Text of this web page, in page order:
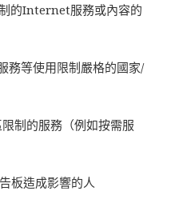
的Internet服務或內容的
務等使用限制嚴格的國家/
制的服務（例如按需服
板造成影響的人